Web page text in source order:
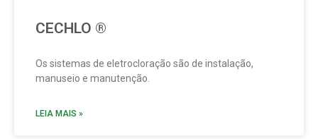
CECHLO ®
Os sistemas de eletrocloração são de instalação,
manuseio e manutenção.
LEIA MAIS »